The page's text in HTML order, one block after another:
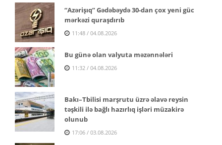
“Azərişıq” Gədəbəydə 30-dan çox yeni güc
mərkəzi quraşdırıb
11:48 / 04.08.2026
Bu günə olan valyuta məzənnələri
11:32 / 04.08.2026
Bakı–Tbilisi marşrutu üzrə əlavə reysin
təşkili ilə bağlı hazırlıq işləri müzakirə
olunub
17:06 / 03.08.2026